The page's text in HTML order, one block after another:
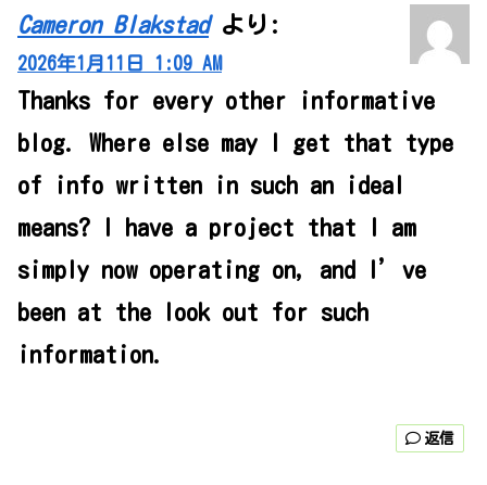
Cameron Blakstad より:
2026年1月11日 1:09 AM
Thanks for every other informative
blog. Where else may I get that type
of info written in such an ideal
means? I have a project that I am
simply now operating on, and I’ve
been at the look out for such
information.
返信